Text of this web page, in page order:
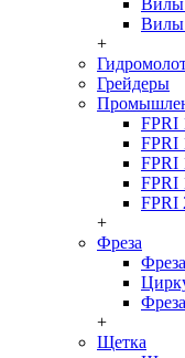
Вилы
Вилы
+
Грейдеры
FPRI
FPRI
FPRI
FPRI
FPRI
+
Фреза
+
Щетка